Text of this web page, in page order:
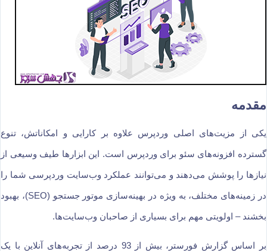
مقدمه
یکی از مزیت‌های اصلی وردپرس علاوه بر کارایی و امکاناتش، تنوع
گسترده افزونه‌های سئو برای وردپرس است. این ابزارها طیف وسیعی از
نیازها را پوشش می‌دهند و می‌توانند عملکرد وب‌سایت وردپرسی شما را
در زمینه‌های مختلف، به ویژه در بهینه‌سازی موتور جستجو (SEO)، بهبود
بخشند – اولویتی مهم برای بسیاری از صاحبان وب‌سایت‌ها.
بر اساس گزارش فورستر، بیش از 93 درصد از تجربه‌های آنلاین با یک